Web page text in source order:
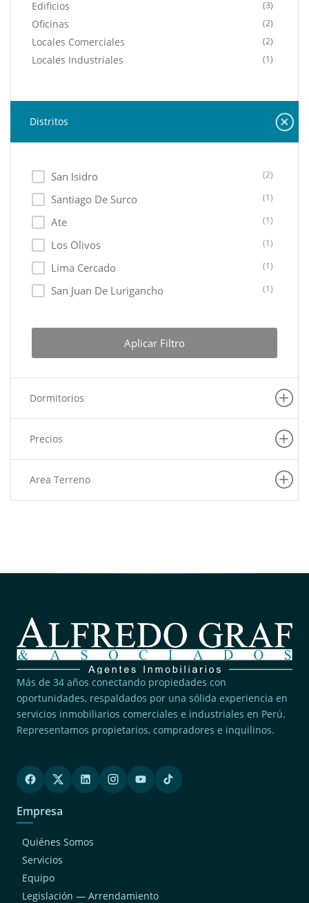
Edificios (3)
Oficinas (2)
Locales Comerciales (2)
Locales Industriales (1)
Distritos
San Isidro (2)
Santiago De Surco (1)
Ate (1)
Los Olivos (1)
Lima Cercado (1)
San Juan De Lurigancho (1)
Aplicar Filtro
Dormitorios
Precios
Area Terreno
Más de 34 años conectando propiedades con
oportunidades, respaldados por una sólida experiencia en
servicios inmobiliarios comerciales e industriales en Perú.
Representamos propietarios, compradores e inquilinos.
Empresa
Quiénes Somos
Servicios
Equipo
Legislación — Arrendamiento